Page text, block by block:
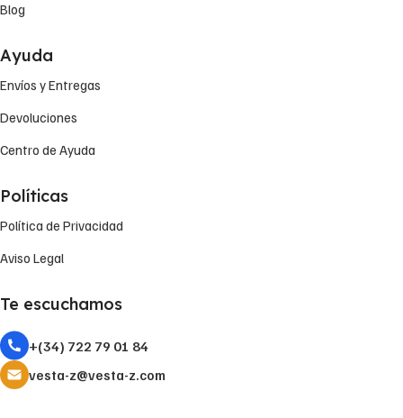
Blog
Ayuda
Envíos y Entregas
Devoluciones
Centro de Ayuda
Políticas
Política de Privacidad
Aviso Legal
Te escuchamos
+(34) 722 79 01 84
vesta-z@vesta-z.com